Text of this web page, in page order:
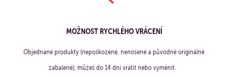
MOŽNOST RYCHLÉHO VRÁCENÍ
Objednané produkty (nepoškozené, nenošené a původně originálně
zabalené), můžeš do 14 dní vrátit nebo vyměnit.